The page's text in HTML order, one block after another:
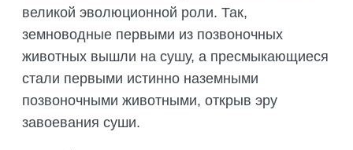
великой эволюционной роли. Так,
земноводные первыми из позвоночных
животных вышли на сушу, а пресмыкающиеся
стали первыми истинно наземными
позвоночными животными, открыв эру
завоевания суши.